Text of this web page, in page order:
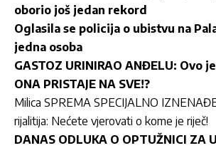
oborio još jedan rekord
Oglasila se policija o ubistvu na
jedna osoba
GASTOZ URINIRAO ANĐELU: Ovo
ONA PRISTAJE NA SVE!?
Milica SPREMA SPECIJALNO
rijalitija: Nećete vjerovati o kome je riječ!
DANAS ODLUKA O OPTUŽNICI ZA